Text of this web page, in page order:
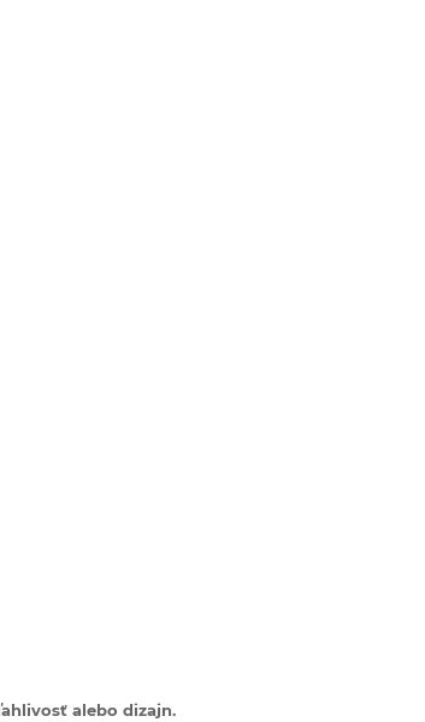
alebo dizajn.